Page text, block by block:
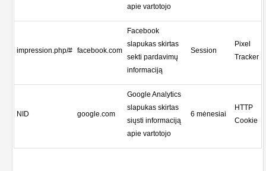
apie vartotojo
impression.php/# facebook.com
Facebook
slapukas skirtas
sekti pardavimų
informaciją
Session
Pixel
Tracker
NID google.com
Google Analytics
slapukas skirtas
siųsti informaciją
apie vartotojo
6 mėnesiai
HTTP
Cookie